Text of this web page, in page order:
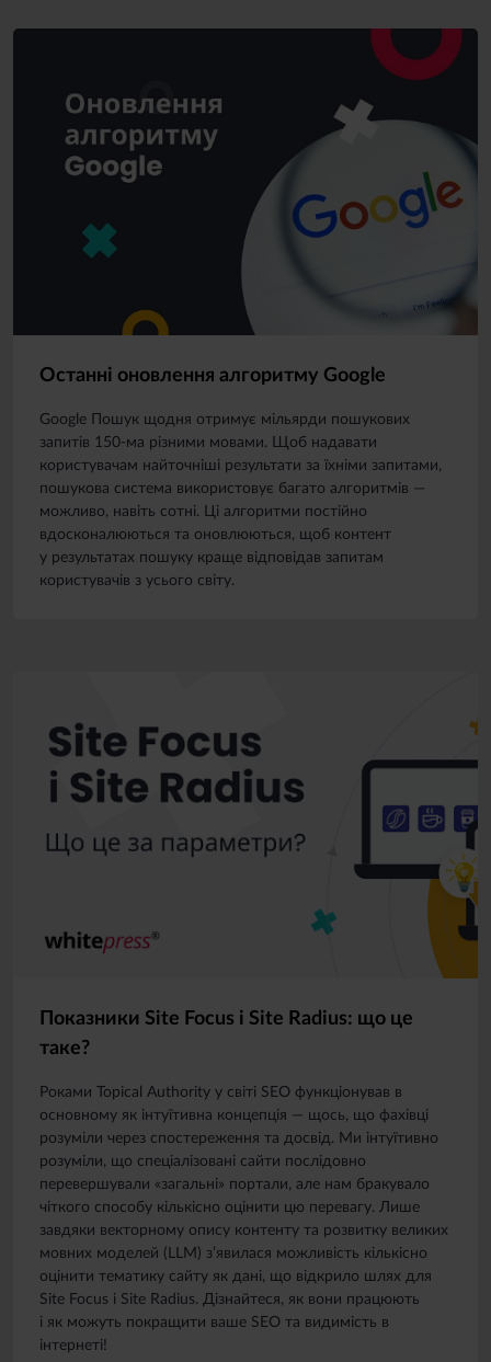
Останні оновлення алгоритму Google
Google Пошук щодня отримує мільярди пошукових
запитів 150-ма різними мовами. Щоб надавати
користувачам найточніші результати за їхніми запитами,
пошукова система використовує багато алгоритмів —
можливо, навіть сотні. Ці алгоритми постійно
вдосконалюються та оновлюються, щоб контент
у результатах пошуку краще відповідав запитам
користувачів з усього світу.
Показники Site Focus і Site Radius: що це
таке?
Роками Topical Authority у світі SEO функціонував в
основному як інтуїтивна концепція — щось, що фахівці
розуміли через спостереження та досвід. Ми інтуїтивно
розуміли, що спеціалізовані сайти послідовно
перевершували «загальні» портали, але нам бракувало
чіткого способу кількісно оцінити цю перевагу. Лише
завдяки векторному опису контенту та розвитку великих
мовних моделей (LLM) з’явилася можливість кількісно
оцінити тематику сайту як дані, що відкрило шлях для
Site Focus і Site Radius. Дізнайтеся, як вони працюють
і як можуть покращити ваше SEO та видимість в
інтернеті!